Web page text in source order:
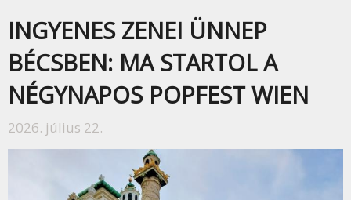
INGYENES ZENEI ÜNNEP
BÉCSBEN: MA STARTOL A
NÉGYNAPOS POPFEST WIEN
2026. július 22.